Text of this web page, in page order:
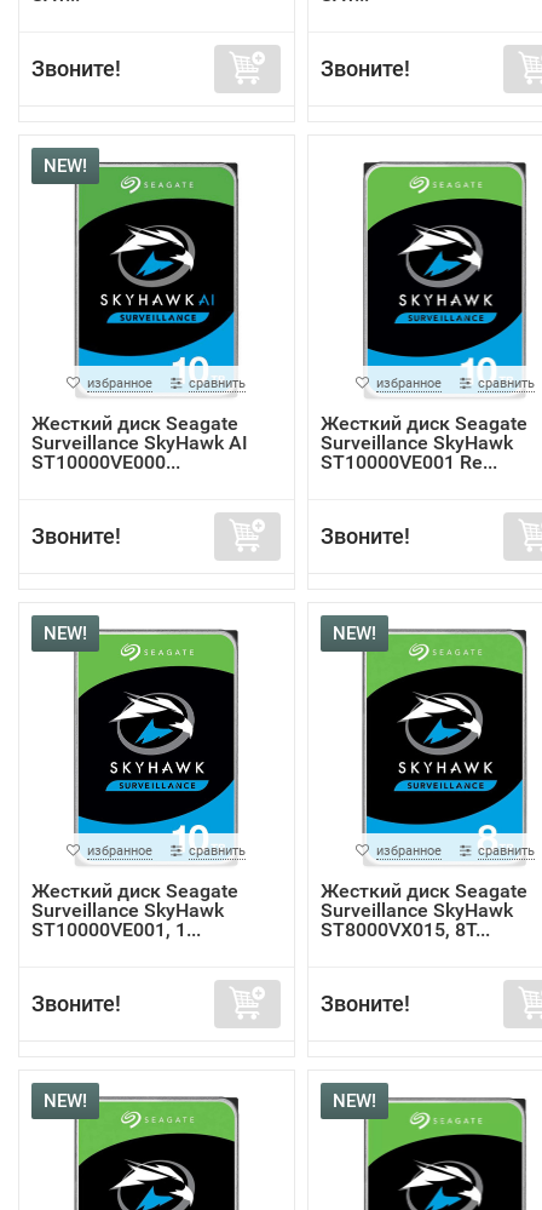
Звоните! Звоните!
NEW!
избранное сравнить
Жесткий диск Seagate
Surveillance SkyHawk AI
ST10000VE000...
Звоните!
избранное сравнить
Жесткий диск Seagate
Surveillance SkyHawk
ST10000VE001 Re...
Звоните!
NEW!
избранное сравнить
Жесткий диск Seagate
Surveillance SkyHawk
ST10000VE001, 1...
Звоните!
NEW!
избранное сравнить
Жесткий диск Seagate
Surveillance SkyHawk
ST8000VX015, 8Т...
Звоните!
NEW! NEW!